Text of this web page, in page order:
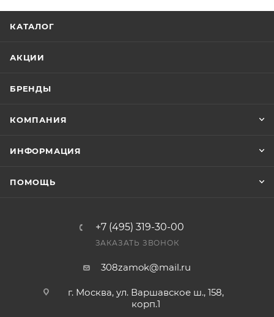
КАТАЛОГ
АКЦИИ
БРЕНДЫ
КОМПАНИЯ
ИНФОРМАЦИЯ
ПОМОЩЬ
+7 (495) 319-30-00
ЗАКАЗАТЬ ЗВОНОК
308zamok@mail.ru
г. Москва, ул. Варшавское ш., 158,
корп.1